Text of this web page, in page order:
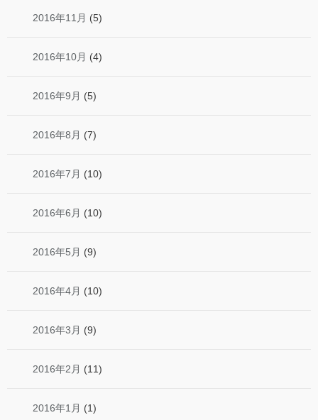
2016年11月 (5)
2016年10月 (4)
2016年9月 (5)
2016年8月 (7)
2016年7月 (10)
2016年6月 (10)
2016年5月 (9)
2016年4月 (10)
2016年3月 (9)
2016年2月 (11)
2016年1月 (1)